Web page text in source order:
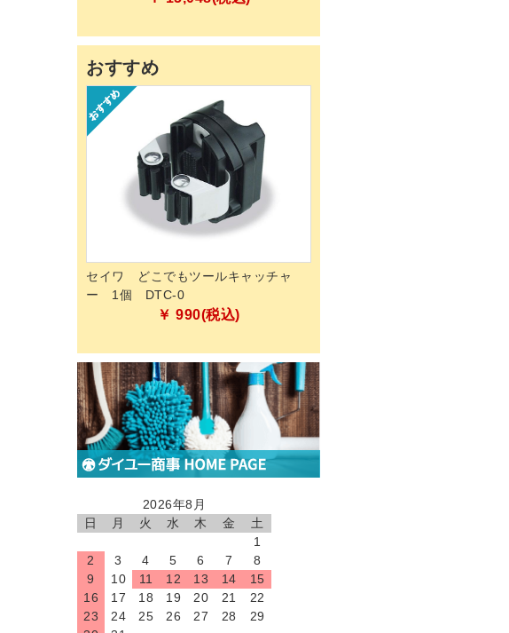
おすすめ
セイワ どこでもツールキャッチャ
ー 1個 DTC-0
￥ 990(税込)
2026年8月
日
月 火 水 木 金
土
1
2
3 4 5 6 7
8
9
10 11 12 13 14
15
16
17 18 19 20 21
22
23
24 25 26 27 28
29